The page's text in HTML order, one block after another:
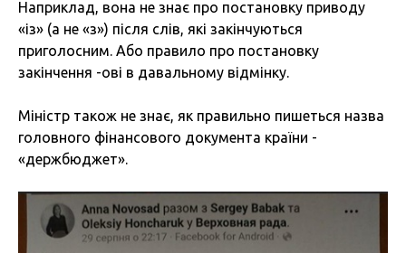
Наприклад, вона не знає про постановку приводу
«із» (а не «з») після слів, які закінчуються
приголосним. Або правило про постановку
закінчення -ові в давальному відмінку.
Міністр також не знає, як правильно пишеться назва
головного фінансового документа країни -
«держбюджет».